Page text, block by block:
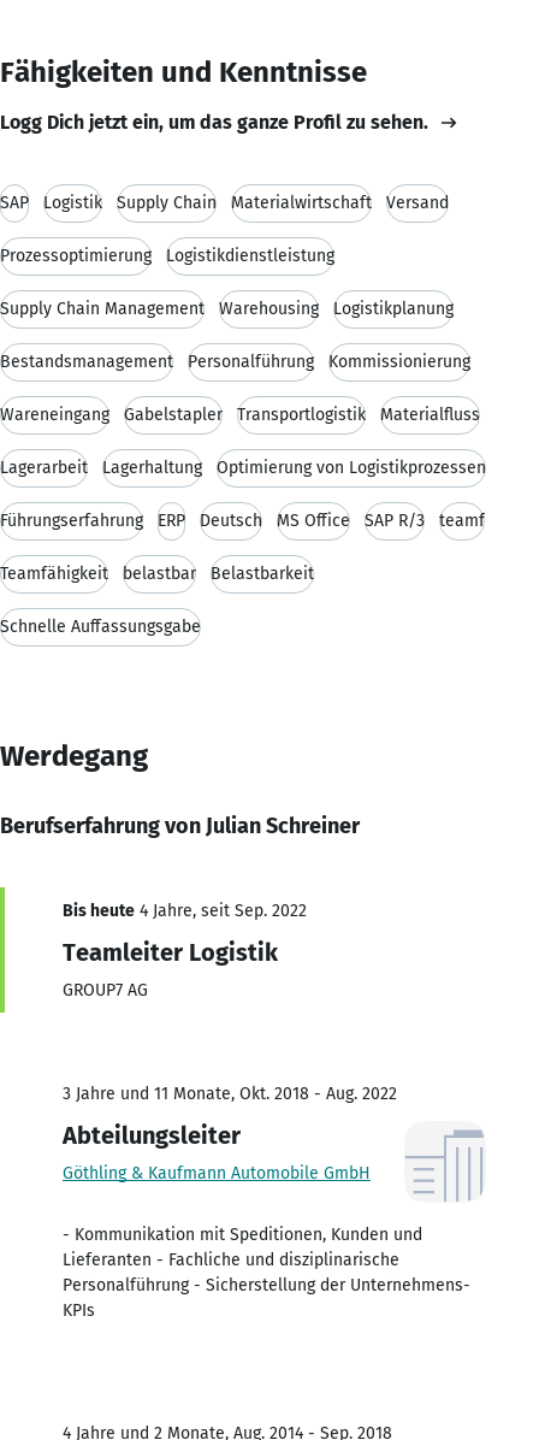
Fähigkeiten und Kenntnisse
Logg Dich jetzt ein, um das ganze Profil zu sehen.
SAP Logistik Supply Chain Materialwirtschaft Versand
Prozessoptimierung Logistikdienstleistung
Supply Chain Management Warehousing Logistikplanung
Bestandsmanagement Personalführung Kommissionierung
Wareneingang Gabelstapler Transportlogistik Materialfluss
Lagerarbeit Lagerhaltung Optimierung von Logistikprozessen
Führungserfahrung ERP Deutsch MS Office SAP R/3 teamf
Teamfähigkeit belastbar Belastbarkeit
Schnelle Auffassungsgabe
Werdegang
Berufserfahrung von Julian Schreiner
Bis heute 4 Jahre, seit Sep. 2022
Teamleiter Logistik
GROUP7 AG
3 Jahre und 11 Monate, Okt. 2018 - Aug. 2022
Abteilungsleiter
Göthling & Kaufmann Automobile GmbH
- Kommunikation mit Speditionen, Kunden und
Lieferanten - Fachliche und disziplinarische
Personalführung - Sicherstellung der Unternehmens-
KPIs
4 Jahre und 2 Monate, Aug. 2014 - Sep. 2018